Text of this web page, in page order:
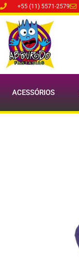
+55 (11) 5571-2579
ACESSÓRIOS